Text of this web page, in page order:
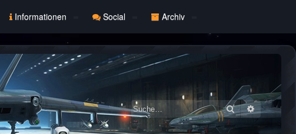
Informationen Social Archiv
Suche Erweiterte